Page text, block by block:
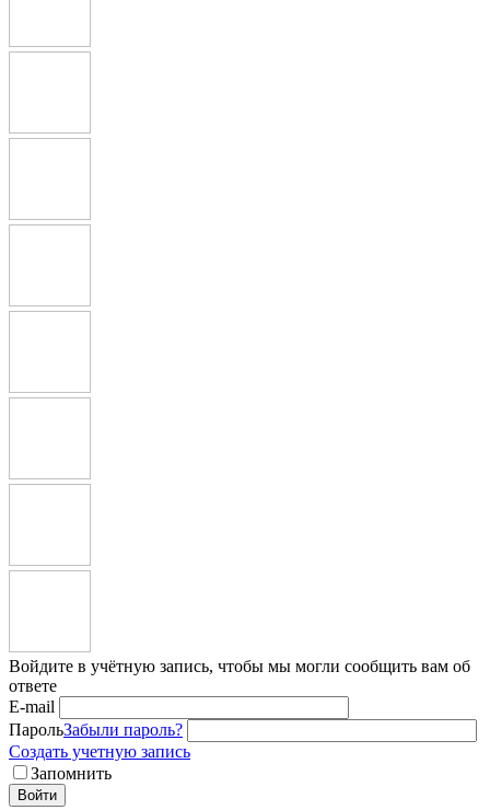
Войдите в учётную запись, чтобы мы могли сообщить вам об
ответе
E-mail
ПарольЗабыли пароль?
Создать учетную запись
Запомнить
Войти